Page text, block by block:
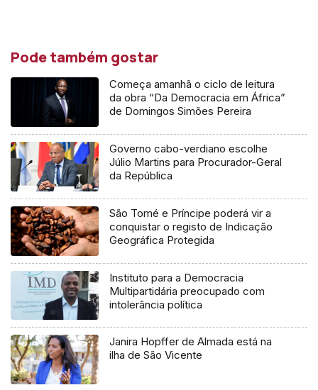
Pode também gostar
Começa amanhã o ciclo de leitura
da obra “Da Democracia em África”
de Domingos Simões Pereira
Governo cabo-verdiano escolhe
Júlio Martins para Procurador-Geral
da República
São Tomé e Príncipe poderá vir a
conquistar o registo de Indicação
Geográfica Protegida
Instituto para a Democracia
Multipartidária preocupado com
intolerância política
Janira Hopffer de Almada está na
ilha de São Vicente